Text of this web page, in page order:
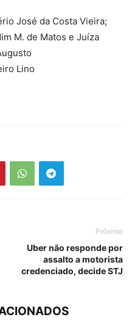
José da Costa Vieira;
M. de Matos e Juíza
Lino
Próximo
Uber não responde por
assalto a motorista
credenciado, decide STJ